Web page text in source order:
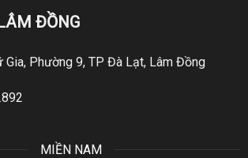
ĐỒNG
Phường 9, TP Đà Lạt, Lâm Đồng
MIỀN NAM